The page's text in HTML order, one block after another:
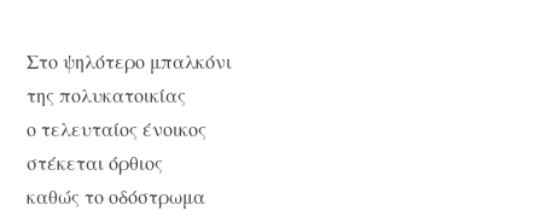
Στο ψηλότερο μπαλκόνι
της πολυκατοικίας
ο τελευταίος ένοικος
στέκεται όρθιος
καθώς το οδόστρωμα